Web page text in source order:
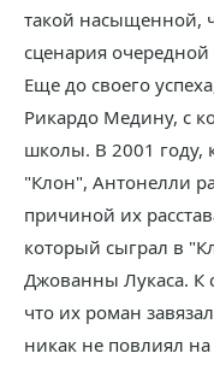
такой насыщенной,
сценария
Еще до своего
Рикардо Медину, с
школы. В 2001 году,
"Клон", Антонелли
причиной их
который сыграл в
Джованны Лукаса. К
что их роман
никак не повлиял